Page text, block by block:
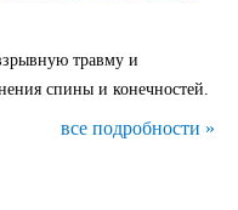
травму и
спины и конечностей.
все подробности »